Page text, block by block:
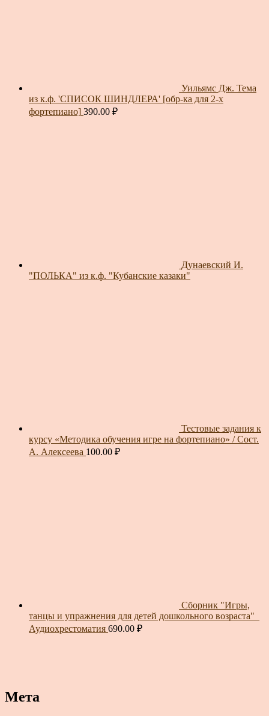
Уильямс Дж. Тема
из к.ф. 'СПИСОК ШИНДЛЕРА' [обр-ка для 2-х
фортепиано] 390.00 ₽
Дунаевский И.
"ПОЛЬКА" из к.ф. "Кубанские казаки"
Тестовые задания к
курсу «Методика обучения игре на фортепиано» / Сост.
А. Алексеева 100.00 ₽
Сборник "Игры,
танцы и упражнения для детей дошкольного возраста"_
Аудиохрестоматия 690.00 ₽
Мета